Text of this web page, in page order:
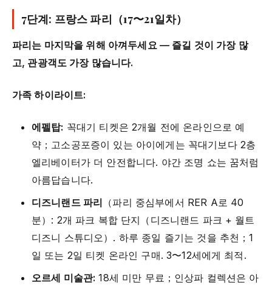
7단계: 프랑스 파리（17〜21일차）
파리는 마지막을 위해 아껴두세요 — 즐길 것이 가장 많
고, 관광객도 가장 많습니다.
가족 하이라이트:
에펠탑: 꼭대기 티켓은 2개월 전에 온라인으로 예
약；고소공포증이 있는 아이에게는 꼭대기보다 2층
엘리베이터가 더 안전합니다. 야간 조명 쇼는 꿈처럼
아름답습니다.
디즈니랜드 파리 （파리 중심부에서 RER A로 40
분）: 2개 파크 복합 단지（디즈니랜드 파크 + 월트
디즈니 스튜디오）. 하루 종일 즐기는 것을 추천；1
일 또는 2일 티켓 온라인 구매. 3〜12세에게 최적.
오르세 미술관: 18세 미만 무료；인상파 컬렉션은 아